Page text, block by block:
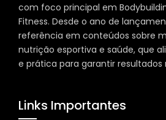
com foco principal em
Fitness. Desde o ano de
referência em conteúdos sobre
nutrição esportiva e saúde, que
e prática para garantir resultados
Links Importantes